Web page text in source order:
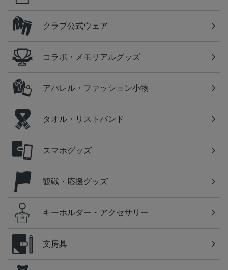
クラブ公式ウェア
コラボ・メモリアルグッズ
アパレル・ファッション小物
タオル・リストバンド
スマホグッズ
観戦・応援グッズ
キーホルダー・アクセサリー
文房具